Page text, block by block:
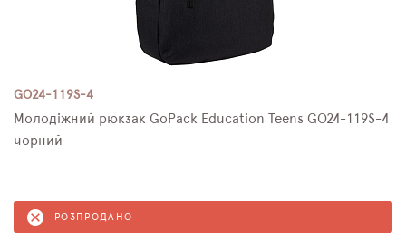
GO24-119S-4
Молодіжний рюкзак GoPack Education Teens GO24-119S-4
чорний
РОЗПРОДАНО